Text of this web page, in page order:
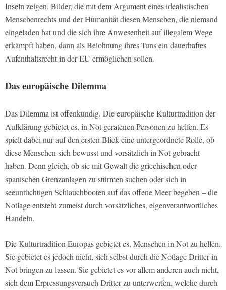
Inseln zeigen. Bilder, die mit dem Argument eines idealistischen
Menschenrechts und der Humanität diesen Menschen, die niemand
eingeladen hat und die sich ihre Anwesenheit auf illegalem Wege
erkämpft haben, dann als Belohnung ihres Tuns ein dauerhaftes
Aufenthaltsrecht in der EU ermöglichen sollen.
Das europäische Dilemma
Das Dilemma ist offenkundig. Die europäische Kulturtradition der
Aufklärung gebietet es, in Not geratenen Personen zu helfen. Es
spielt dabei nur auf den ersten Blick eine untergeordnete Rolle, ob
diese Menschen sich bewusst und vorsätzlich in Not gebracht
haben. Denn gleich, ob sie mit Gewalt die griechischen oder
spanischen Grenzanlagen zu stürmen suchen oder sich in
seeuntüchtigen Schlauchbooten auf das offene Meer begeben – die
Notlage entsteht zumeist durch vorsätzliches, eigenverantwortliches
Handeln.
Die Kulturtradition Europas gebietet es, Menschen in Not zu helfen.
Sie gebietet es jedoch nicht, sich selbst durch die Notlage Dritter in
Not bringen zu lassen. Sie gebietet es vor allem anderen auch nicht,
sich dem Erpressungsversuch Dritter zu unterwerfen, welche durch